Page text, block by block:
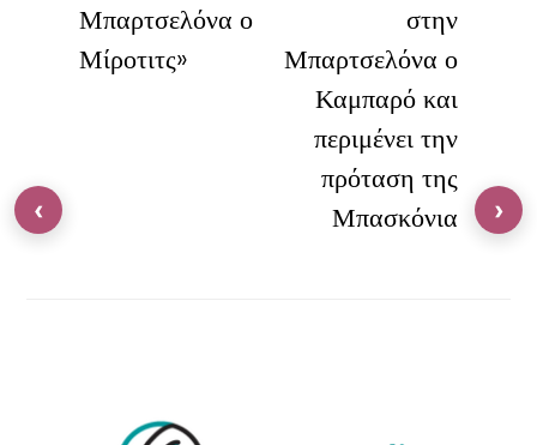
Μπαρτσελόνα ο
Μίροτιτς»
στην
Μπαρτσελόνα ο
Καμπαρό και
περιμένει την
πρόταση της
Μπασκόνια
‹ ›